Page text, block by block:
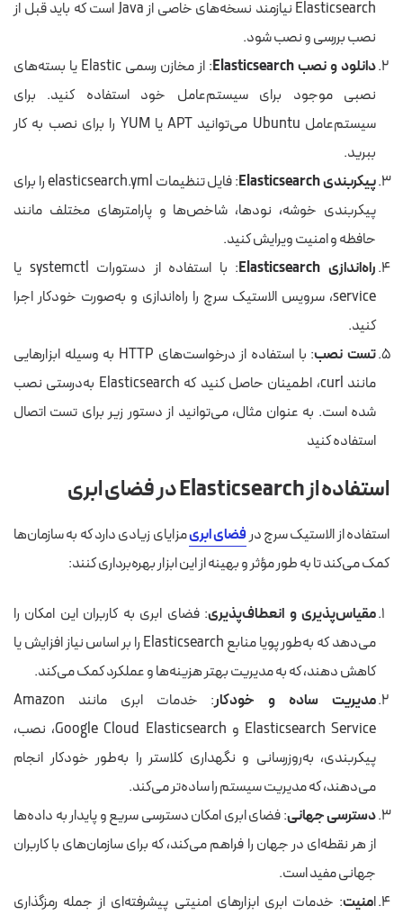
Elasticsearch نیازمند نسخه‌های خاصی از Java است که باید قبل از
نصب بررسی و نصب شود.
دانلود و نصب Elasticsearch
: از مخازن رسمی Elastic یا بسته‌های
نصبی موجود برای سیستم‌عامل خود استفاده کنید. برای
سیستم‌عامل Ubuntu می‌توانید APT یا YUM را برای نصب به کار
ببرید.
پیکربندی Elasticsearch
: فایل تنظیمات elasticsearch.yml را برای
پیکربندی خوشه، نودها، شاخص‌ها و پارامترهای مختلف مانند
حافظه و امنیت ویرایش کنید.
راه‌اندازی Elasticsearch
: با استفاده از دستورات systemctl یا
service، سرویس الاستیک سرچ را راه‌اندازی و به‌صورت خودکار اجرا
کنید.
تست نصب
: با استفاده از درخواست‌های HTTP به وسیله ابزارهایی
مانند curl، اطمینان حاصل کنید که Elasticsearch به‌درستی نصب
شده است. به عنوان مثال، می‌توانید از دستور زیر برای تست اتصال
استفاده کنید
استفاده از Elasticsearch در فضای ابری
استفاده از الاستیک سرچ درفضای ابریمزایای زیادی دارد که به سازمان‌ها
کمک می‌کند تا به طور مؤثر و بهینه از این ابزار بهره‌برداری کنند:
مقیاس‌پذیری و انعطاف‌پذیری: فضای ابری به کاربران این امکان را
می‌دهد که به‌طور پویا منابع Elasticsearch را بر اساس نیاز افزایش یا
کاهش دهند، که به مدیریت بهتر هزینه‌ها و عملکرد کمک می‌کند.
مدیریت ساده و خودکار
: خدمات ابری مانند Amazon
Elasticsearch Service و Google Cloud Elasticsearch، نصب،
پیکربندی، به‌روزرسانی و نگهداری کلاستر را به‌طور خودکار انجام
می‌دهند، که مدیریت سیستم را ساده‌تر می‌کند.
دسترسی جهانی: فضای ابری امکان دسترسی سریع و پایدار به داده‌ها
از هر نقطه‌ای در جهان را فراهم می‌کند، که برای سازمان‌های با کاربران
جهانی مفید است.
امنیت: خدمات ابری ابزارهای امنیتی پیشرفته‌ای از جمله رمزگذاری